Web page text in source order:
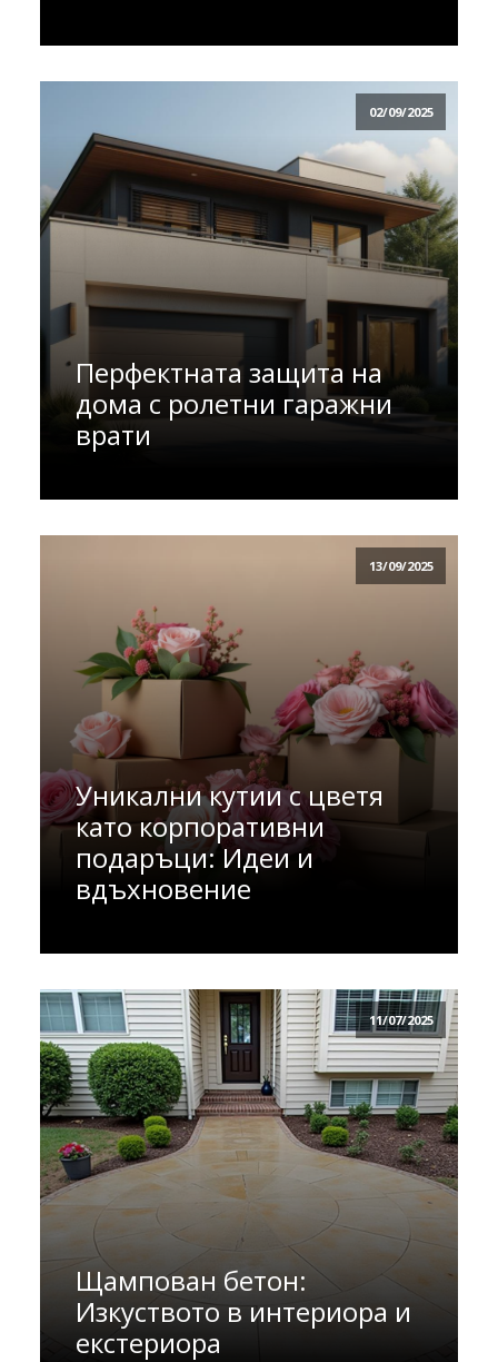
02/09/2025
Перфектната защита на
дома с ролетни гаражни
врати
13/09/2025
Уникални кутии с цветя
като корпоративни
подаръци: Идеи и
вдъхновение
11/07/2025
Щампован бетон:
Изкуството в интериора и
екстериора